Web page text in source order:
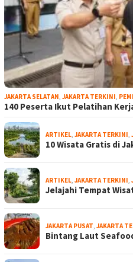
JAKARTA SELATAN JAKARTA TERKINI
140 Peserta Ikut Pelatihan
ARTIKEL JAKARTA TERKINI
10 Wisata Gratis di
ARTIKEL JAKARTA TERKINI
Jelajahi Tempat
JAKARTA PUSAT JAKARTA
Bintang Laut